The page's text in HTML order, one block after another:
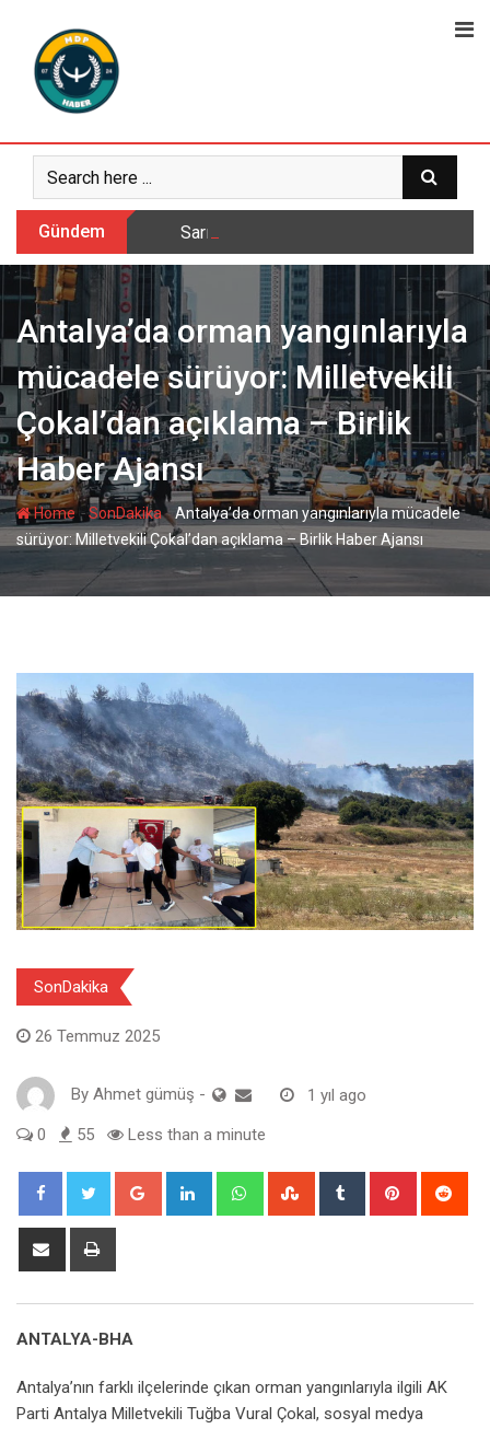
content
Gündem Sarıkamış’ta hanımlara yönelik
Antalya’da orman yangınlarıyla
mücadele sürüyor: Milletvekili
Çokal’dan açıklama – Birlik
Haber Ajansı
Home-SonDakika-Antalya’da orman yangınlarıyla mücadele
sürüyor: Milletvekili Çokal’dan açıklama – Birlik Haber Ajansı
SonDakika
26 Temmuz 2025
By Ahmet gümüş - 1 yıl ago
0 55 Less than a minute
Google+ LinkedIn WhatsappStumbleUpon
Tumblr Pinterest
Share
ANTALYA-BHA
Antalya’nın farklı ilçelerinde çıkan orman yangınlarıyla ilgili AK
Parti Antalya Milletvekili Tuğba Vural Çokal, sosyal medya